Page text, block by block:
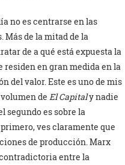
no es centrarse en las
Más de la mitad de la
de a qué está expuesta la
residen en gran medida en la
del valor. Este es uno de mis
de El Capitaly nadie
segundo es sobre la
ves claramente que
de producción. Marx
entre la